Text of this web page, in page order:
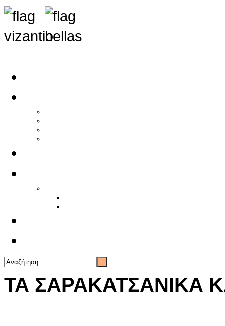
ΤΑ ΣΑΡΑΚΑΤΣΑΝΙΚΑ